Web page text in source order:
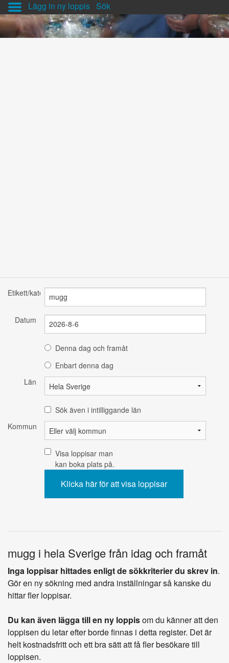
Lägg in ny loppis Sök
Etikett/kategori
Datum
Denna dag och framåt
Enbart denna dag
Län
Sök även i intilliggande län
Kommun
Visa loppisar man
kan boka plats på.
mugg i hela Sverige från idag och framåt
Inga loppisar hittades enligt de sökkriterier du skrev in.
Gör en ny sökning med andra inställningar så kanske du
hittar fler loppisar.
Du kan även lägga till en ny loppisom du känner att den
loppisen du letar efter borde finnas i detta register. Det är
helt kostnadsfritt och ett bra sätt att få fler besökare till
loppisen.